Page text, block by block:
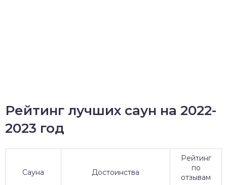
Рейтинг лучших саун на 2022-
2023 год
Сауна Достоинства
Рейтинг
по
отзывам